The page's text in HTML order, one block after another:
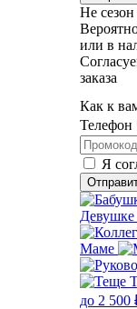
Не сезон
или в
заказа
Как к
Телефон
Я
Девушке
Маме
до 2 500